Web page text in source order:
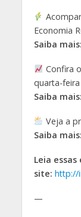
Economia
Saiba mais:
Confira
quarta-
Saiba mais:
Veja a
Saiba mais:
Leia
site: http://
—